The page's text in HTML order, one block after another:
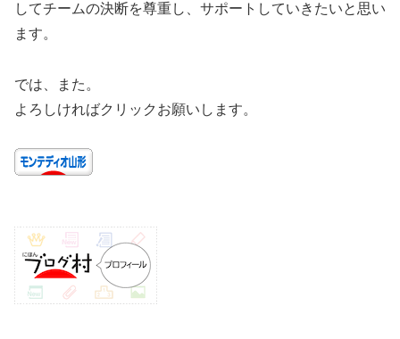
してチームの決断を尊重し、サポートしていきたいと思い
ます。
では、また。
よろしければクリックお願いします。